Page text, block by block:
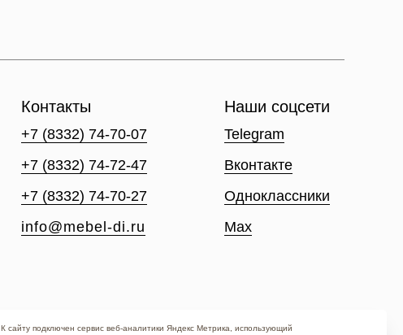
К сайту подключен сервис веб-аналитики Яндекс Метрика, использующий
+7 (8332) 74-70-07
+7 (8332) 74-72-47
+7 (8332) 74-70-27
info@mebel-di.ru
Контакты Наши соцсети
Telegram
Одноклассники
Max
Вконтакте